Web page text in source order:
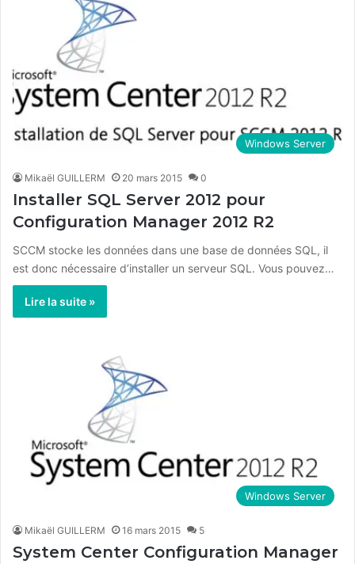
Windows Server
Mikaël GUILLERM 20 mars 2015 0
Installer SQL Server 2012 pour
Configuration Manager 2012 R2
SCCM stocke les données dans une base de données SQL, il
est donc nécessaire d’installer un serveur SQL. Vous pouvez…
Lire la suite »
Windows Server
Mikaël GUILLERM 16 mars 2015 5
System Center Configuration Manager